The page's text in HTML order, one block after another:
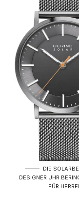
DIE
DESIGNER UHR
FÜR